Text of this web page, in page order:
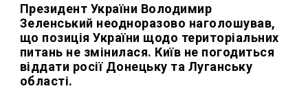
Президент України Володимир
Зеленський неодноразово наголошував,
що позиція України щодо територіальних
питань не змінилася. Київ не погодиться
віддати росії Донецьку та Луганську
області.